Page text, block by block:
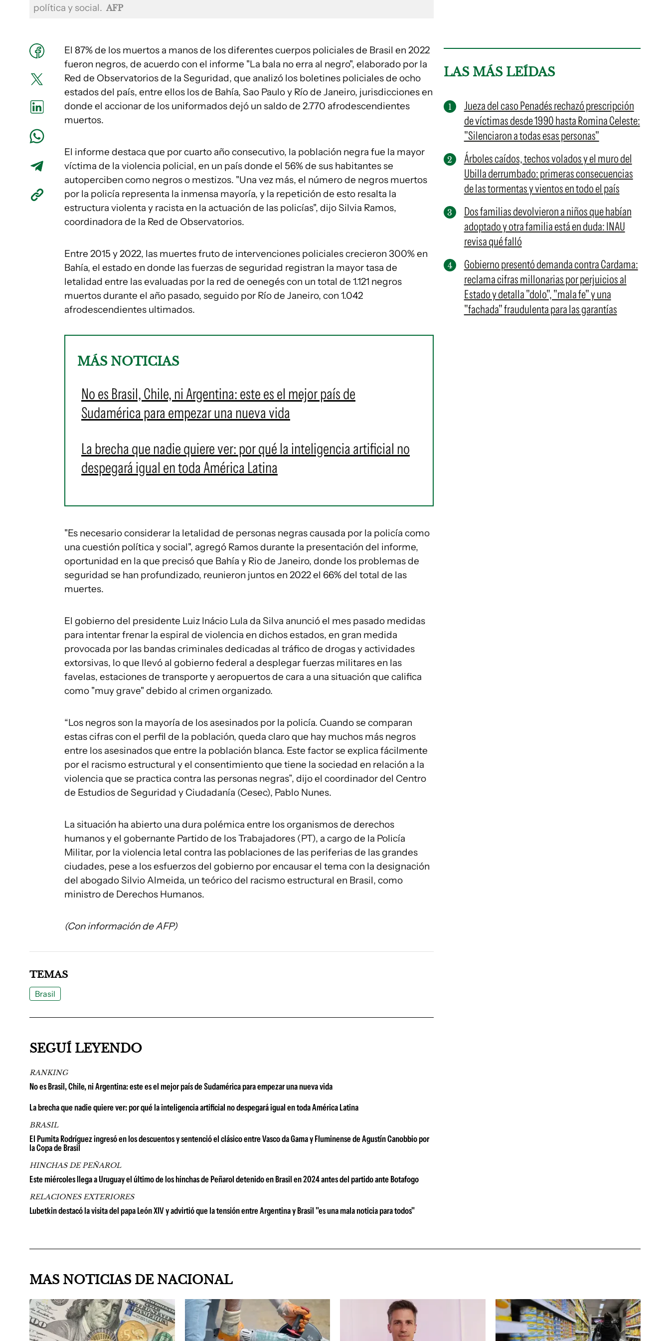
política y social. AFP
El 87% de los muertos a manos de los diferentes cuerpos policiales de Brasil en 2022
fueron negros, de acuerdo con el informe "La bala no erra al negro", elaborado por la
Red de Observatorios de la Seguridad, que analizó los boletines policiales de ocho
estados del país, entre ellos los de Bahía, Sao Paulo y Río de Janeiro, jurisdicciones en
donde el accionar de los uniformados dejó un saldo de 2.770 afrodescendientes
muertos.
El informe destaca que por cuarto año consecutivo, la población negra fue la mayor
víctima de la violencia policial, en un país donde el 56% de sus habitantes se
autoperciben como negros o mestizos. "Una vez más, el número de negros muertos
por la policía representa la inmensa mayoría, y la repetición de esto resalta la
estructura violenta y racista en la actuación de las policías", dijo Silvia Ramos,
coordinadora de la Red de Observatorios.
Entre 2015 y 2022, las muertes fruto de intervenciones policiales crecieron 300% en
Bahía, el estado en donde las fuerzas de seguridad registran la mayor tasa de
letalidad entre las evaluadas por la red de oenegés con un total de 1.121 negros
muertos durante el año pasado, seguido por Río de Janeiro, con 1.042
afrodescendientes ultimados.
MÁS NOTICIAS
No es Brasil, Chile, ni Argentina: este es el mejor país de
Sudamérica para empezar una nueva vida
La brecha que nadie quiere ver: por qué la inteligencia artificial no
despegará igual en toda América Latina
"Es necesario considerar la letalidad de personas negras causada por la policía como
una cuestión política y social", agregó Ramos durante la presentación del informe,
oportunidad en la que precisó que Bahía y Rio de Janeiro, donde los problemas de
seguridad se han profundizado, reunieron juntos en 2022 el 66% del total de las
muertes.
El gobierno del presidente Luiz Inácio Lula da Silva anunció el mes pasado medidas
para intentar frenar la espiral de violencia en dichos estados, en gran medida
provocada por las bandas criminales dedicadas al tráfico de drogas y actividades
extorsivas, lo que llevó al gobierno federal a desplegar fuerzas militares en las
favelas, estaciones de transporte y aeropuertos de cara a una situación que califica
como "muy grave" debido al crimen organizado.
“Los negros son la mayoría de los asesinados por la policía. Cuando se comparan
estas cifras con el perfil de la población, queda claro que hay muchos más negros
entre los asesinados que entre la población blanca. Este factor se explica fácilmente
por el racismo estructural y el consentimiento que tiene la sociedad en relación a la
violencia que se practica contra las personas negras”, dijo el coordinador del Centro
de Estudios de Seguridad y Ciudadanía (Cesec), Pablo Nunes.
La situación ha abierto una dura polémica entre los organismos de derechos
humanos y el gobernante Partido de los Trabajadores (PT), a cargo de la Policía
Militar, por la violencia letal contra las poblaciones de las periferias de las grandes
ciudades, pese a los esfuerzos del gobierno por encausar el tema con la designación
del abogado Silvio Almeida, un teórico del racismo estructural en Brasil, como
ministro de Derechos Humanos.
(Con información de AFP)
LAS MÁS LEÍDAS
Jueza del caso Penadés rechazó prescripción
de víctimas desde 1990 hasta Romina Celeste:
"Silenciaron a todas esas personas"
Árboles caídos, techos volados y el muro del
Ubilla derrumbado: primeras consecuencias
de las tormentas y vientos en todo el país
Dos familias devolvieron a niños que habían
adoptado y otra familia está en duda: INAU
revisa qué falló
Gobierno presentó demanda contra Cardama:
reclama cifras millonarias por perjuicios al
Estado y detalla "dolo", "mala fe" y una
"fachada" fraudulenta para las garantías
TEMAS
Brasil
SEGUÍ LEYENDO
RANKING
No es Brasil, Chile, ni Argentina: este es el mejor país de Sudamérica para empezar una nueva vida
La brecha que nadie quiere ver: por qué la inteligencia artificial no despegará igual en toda América Latina
BRASIL
El Pumita Rodríguez ingresó en los descuentos y sentenció el clásico entre Vasco da Gama y Fluminense de Agustín Canobbio por
la Copa de Brasil
HINCHAS DE PEÑAROL
Este miércoles llega a Uruguay el último de los hinchas de Peñarol detenido en Brasil en 2024 antes del partido ante Botafogo
RELACIONES EXTERIORES
Lubetkin destacó la visita del papa León XIV y advirtió que la tensión entre Argentina y Brasil "es una mala noticia para todos"
MAS NOTICIAS DE NACIONAL